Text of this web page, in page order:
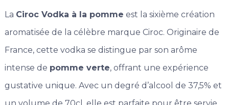
La Ciroc Vodka à la pomme est la sixième création
aromatisée de la célèbre marque Ciroc. Originaire de
France, cette vodka se distingue par son arôme
intense de pomme verte, offrant une expérience
gustative unique. Avec un degré d’alcool de 37,5% et